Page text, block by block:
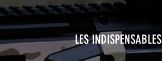
LES INDISPENSABLES